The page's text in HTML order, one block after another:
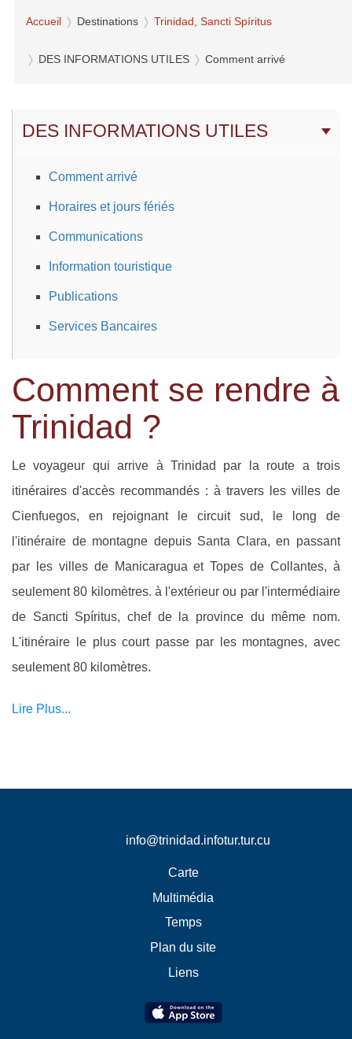
Accueil Destinations Trinidad, Sancti Spíritus
DES INFORMATIONS UTILES Comment arrivé
DES INFORMATIONS UTILES
Comment arrivé
Horaires et jours fériés
Communications
Information touristique
Publications
Services Bancaires
Comment se rendre à
Trinidad ?
Le voyageur qui arrive à Trinidad par la route a trois
itinéraires d'accès recommandés : à travers les villes de
Cienfuegos, en rejoignant le circuit sud, le long de
l'itinéraire de montagne depuis Santa Clara, en passant
par les villes de Manicaragua et Topes de Collantes, à
seulement 80 kilomètres. à l'extérieur ou par l'intermédiaire
de Sancti Spíritus, chef de la province du même nom.
L'itinéraire le plus court passe par les montagnes, avec
seulement 80 kilomètres.
Lire Plus...
info@trinidad.infotur.tur.cu
Carte
Multimédia
Temps
Plan du site
Liens